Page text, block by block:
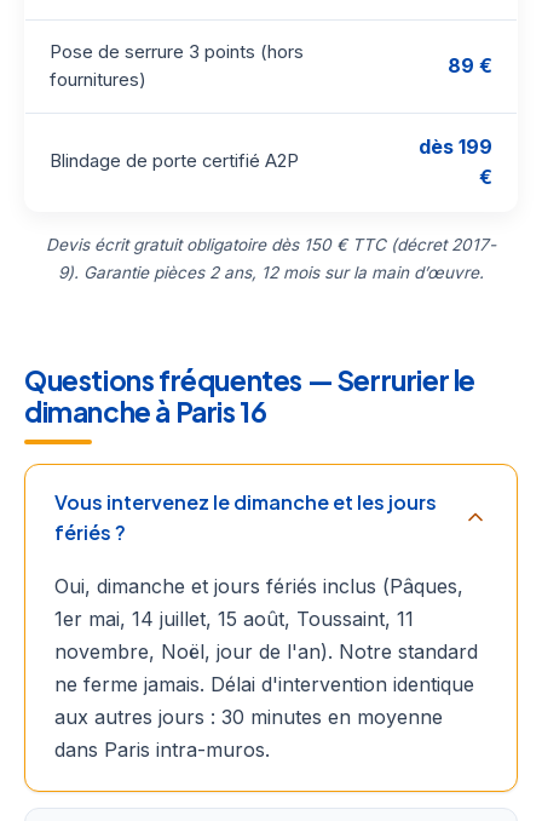
Pose de serrure 3 points (hors
fournitures)
89 €
Blindage de porte certifié A2P
dès 199
€
Devis écrit gratuit obligatoire dès 150 € TTC (décret 2017-
9). Garantie pièces 2 ans, 12 mois sur la main d’œuvre.
Questions fréquentes — Serrurier le
dimanche à Paris 16
Vous intervenez le dimanche et les jours
fériés ?
Oui, dimanche et jours fériés inclus (Pâques,
1er mai, 14 juillet, 15 août, Toussaint, 11
novembre, Noël, jour de l'an). Notre standard
ne ferme jamais. Délai d'intervention identique
aux autres jours : 30 minutes en moyenne
dans Paris intra-muros.